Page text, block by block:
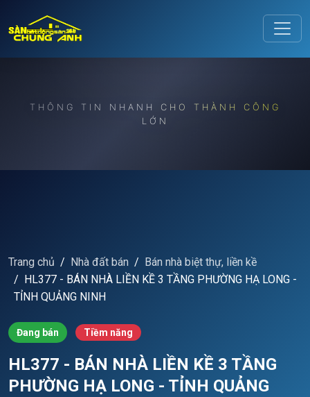
THÔNG TIN NHANH CHO THÀNH CÔNG
LỚN
Trang chủ Nhà đất bán
Bán nhà biệt thự, liền kề
HL377 - BÁN NHÀ LIỀN KỀ 3 TẦNG PHƯỜNG HẠ LONG -
TỈNH QUẢNG NINH
Đang bán Tiềm năng
HL377 - BÁN NHÀ LIỀN KỀ 3 TẦNG
PHƯỜNG HẠ LONG - TỈNH QUẢNG